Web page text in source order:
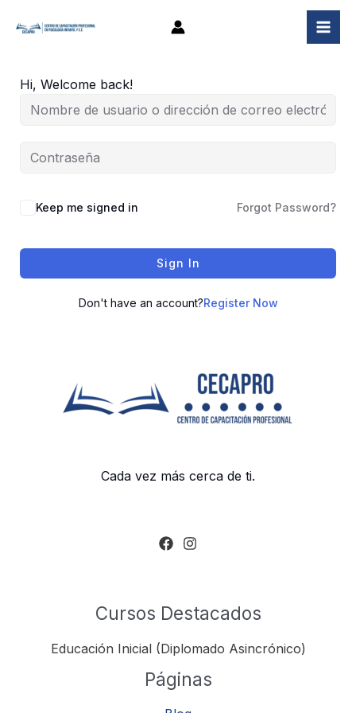
Hi, Welcome back!
Keep me signed in Forgot Password?
Sign In
Don't have an account?Register Now
Cada vez más cerca de ti.
Cursos Destacados
Educación Inicial (Diplomado Asincrónico)
Páginas